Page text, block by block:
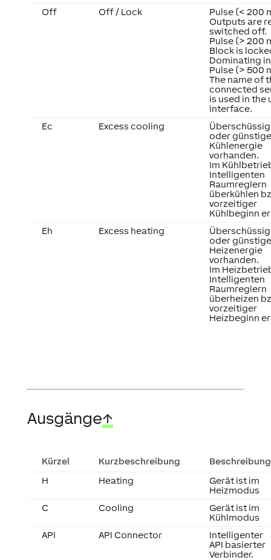
Off
Off / Lock
Pulse (< 200
Outputs are
switched off.
Pulse (> 200
Block is
Dominating
Pulse (> 500
The name of
connected
is used in the
interface.
Ec
Excess cooling
oder günstige
Kühlenergie
vorhanden.
Im
Intelligenten
Raumreglern
überkühlen
vorzeitiger
Kühlbeginn
Eh
Excess heating
oder günstige
Heizenergie
vorhanden.
Im
Intelligenten
Raumreglern
überheizen
vorzeitiger
Heizbeginn
Ausgänge↑
Kürzel Kurzbeschreibung
Beschreibung
H
Heating
Gerät ist im
Heizmodus
C
Cooling
Gerät ist im
Kühlmodus
API
API Connector
Intelligenter
API basierter
Verbinder.